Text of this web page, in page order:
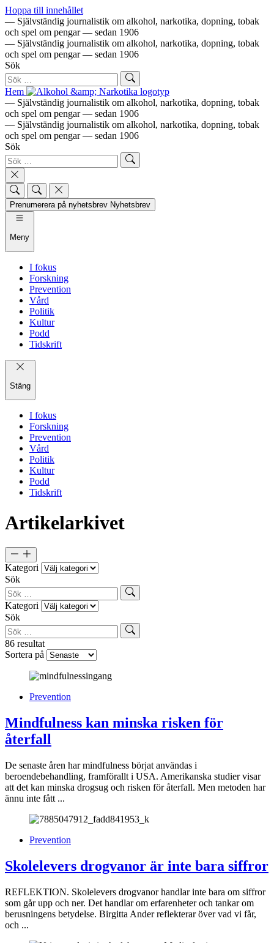
Hoppa till innehållet
— Självständig journalistik om alkohol, narkotika, dopning, tobak
och spel om pengar — sedan 1906
— Självständig journalistik om alkohol, narkotika, dopning, tobak
och spel om pengar — sedan 1906
Sök
Hem
— Självständig journalistik om alkohol, narkotika, dopning, tobak
och spel om pengar — sedan 1906
— Självständig journalistik om alkohol, narkotika, dopning, tobak
och spel om pengar — sedan 1906
Sök
Prenumerera på nyhetsbrev Nyhetsbrev
Meny
I fokus
Forskning
Prevention
Vård
Politik
Kultur
Podd
Tidskrift
Stäng
I fokus
Forskning
Prevention
Vård
Politik
Kultur
Podd
Tidskrift
Artikelarkivet
Kategori
Sök
Kategori
Sök
86 resultat
Sortera på
Prevention
Mindfulness kan minska risken för
återfall
De senaste åren har mindfulness börjat användas i
beroendebehandling, framförallt i USA. Amerikanska studier visar
att det kan minska drogsug och risken för återfall. Men metoden har
ännu inte fått ...
Prevention
Skolelevers drogvanor är inte bara siffror
REFLEKTION. Skolelevers drogvanor handlar inte bara om siffror
som går upp och ner. Det handlar om erfarenheter och tankar om
berusningens betydelse. Birgitta Ander reflekterar över vad vi får,
och ...